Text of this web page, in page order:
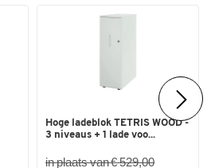
Hoge ladeblok TETRIS WOOD -
3 niveaus + 1 lade voo...
in plaats van € 529,00